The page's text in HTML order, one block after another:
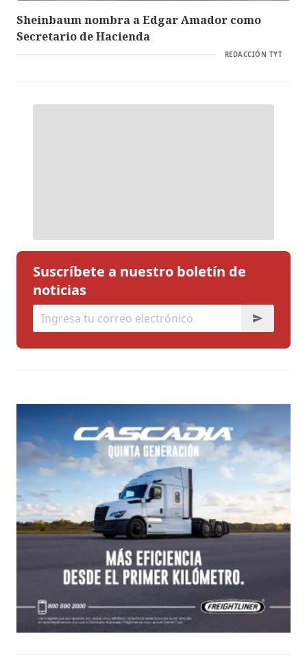
Sheinbaum nombra a Edgar Amador como
Secretario de Hacienda
REDACCIÓN TYT
Suscríbete a nuestro boletín de
noticias